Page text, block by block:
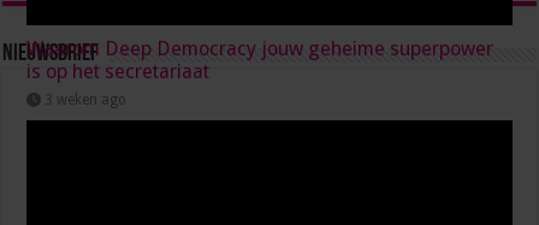
Waarom Deep Democracy jouw geheime superpower
is op het secretariaat
3 weken ago
Nieuwsbrief